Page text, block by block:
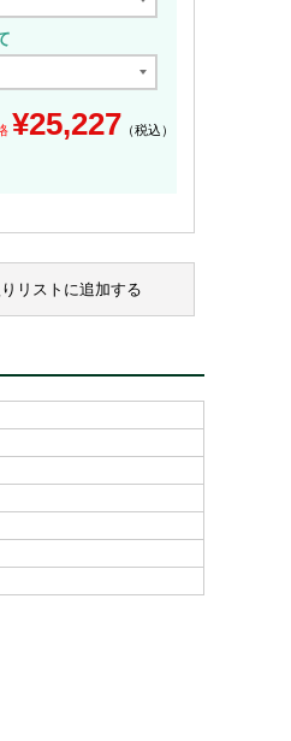
¥25,227 （税込）
リストに追加する